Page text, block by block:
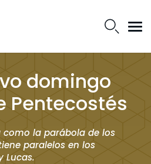
domingo
Pentecostés
como la parábola de los
paralelos en los
Lucas.